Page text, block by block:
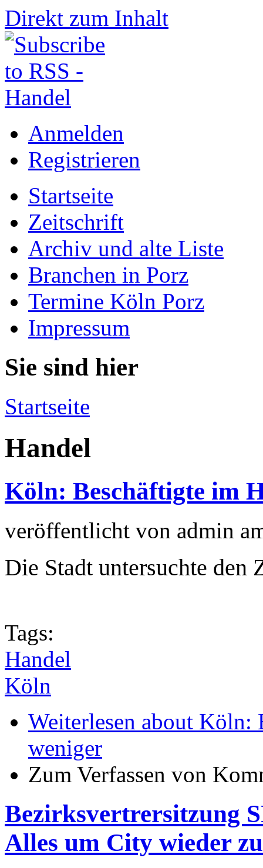
Direkt zum Inhalt
Anmelden
Registrieren
Startseite
Zeitschrift
Archiv und alte Liste
Branchen in Porz
Termine Köln Porz
Impressum
Sie sind hier
Startseite
Handel
Köln: Beschäftigte im
veröffentlicht von admin
Die Stadt untersuchte den
Tags:
Handel
Köln
Weiterlesen about Köln:
weniger
Zum Verfassen von
Bezirksvertrersitzung
Alles um City wieder